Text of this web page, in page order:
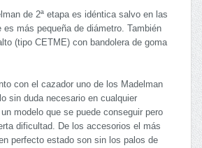
de 2ª etapa es idéntica salvo en las
es más pequeña de diámetro. También
(tipo CETME) con bandolera de goma
con el cazador uno de los Madelman
sin duda necesario en cualquier
modelo que se puede conseguir pero
dificultad. De los accesorios el más
perfecto estado son sin los palos de